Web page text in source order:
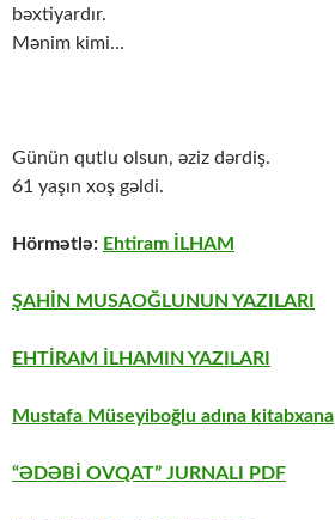
bəxtiyardır.
Mənim kimi…
Günün qutlu olsun, əziz dərdiş.
61 yaşın xoş gəldi.
Hörmətlə: Ehtiram İLHAM
ŞAHİN MUSAOĞLUNUN YAZILARI
EHTİRAM İLHAMIN YAZILARI
Mustafa Müseyiboğlu adına kitabxana
“ƏDƏBİ OVQAT” JURNALI PDF